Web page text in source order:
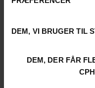
DEM, VI BRUGER TIL
DEM, DER FÅR